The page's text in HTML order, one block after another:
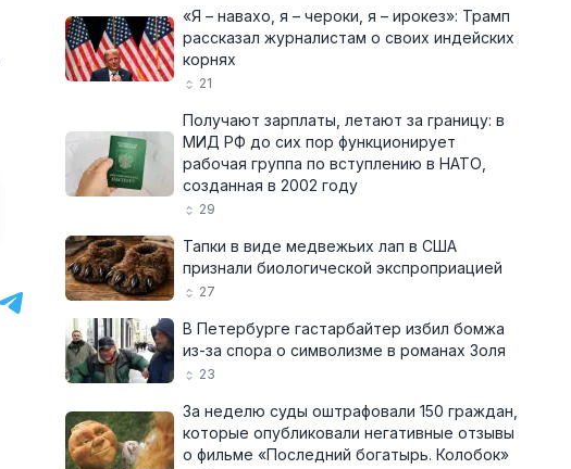
«Я – навахо, я – чероки, я – ирокез»: Трамп
рассказал журналистам о своих индейских
корнях
21
Получают зарплаты, летают за границу: в
МИД РФ до сих пор функционирует
рабочая группа по вступлению в НАТО,
созданная в 2002 году
29
Тапки в виде медвежьих лап в США
признали биологической экспроприацией
27
В Петербурге гастарбайтер избил бомжа
из-за спора о символизме в романах Золя
23
За неделю суды оштрафовали 150 граждан,
которые опубликовали негативные отзывы
о фильме «Последний богатырь. Колобок»